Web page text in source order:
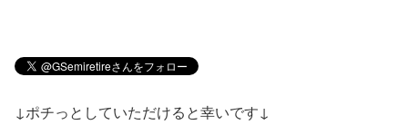
↓ポチっとしていただけると幸いです↓